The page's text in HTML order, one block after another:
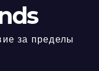
за пределы